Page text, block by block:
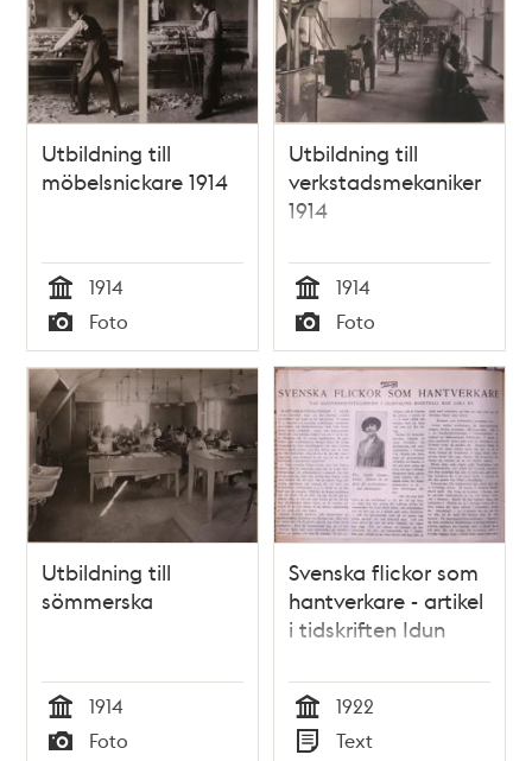
Utbildning till
möbelsnickare 1914
Tid
1914
Typ
Foto
Utbildning till
verkstadsmekaniker
1914
Tid
1914
Typ
Foto
Utbildning till
sömmerska
Tid
1914
Foto
Svenska flickor som
hantverkare - artikel
i tidskriften Idun
Tid
1922
Text